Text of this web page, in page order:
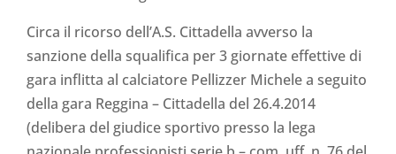
Circa il ricorso dell’A.S. Cittadella avverso la
sanzione della squalifica per 3 giornate effettive di
gara inflitta al calciatore Pellizzer Michele a seguito
della gara Reggina – Cittadella del 26.4.2014
(delibera del giudice sportivo presso la lega